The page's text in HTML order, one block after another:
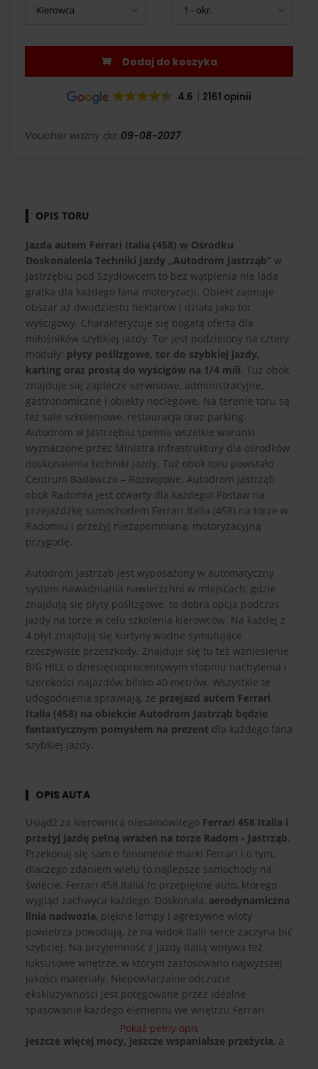
Kierowca 1 - okr.
Dodaj do koszyka
4.6 2161 opinii
Voucher ważny do: 09-08-2027
OPIS TORU
Jazda autem Ferrari Italia (458) w Ośrodku
Doskonalenia Techniki Jazdy „Autodrom Jastrząb” w
Jastrzębiu pod Szydłowcem to bez wątpienia nie lada
gratka dla każdego fana motoryzacji. Obiekt zajmuje
obszar aż dwudziestu hektarów i działa jako tor
wyścigowy. Charakteryzuje się bogatą ofertą dla
miłośników szybkiej jazdy. Tor jest podzielony na cztery
moduły: płyty poślizgowe, tor do szybkiej jazdy,
karting oraz prostą do wyścigów na 1/4 mili. Tuż obok
znajduje się zaplecze serwisowe, administracyjne,
gastronomiczne i obiekty noclegowe. Na terenie toru są
też sale szkoleniowe, restauracja oraz parking.
Autodrom w Jastrzębiu spełnia wszelkie warunki
wyznaczone przez Ministra Infrastruktury dla ośrodków
doskonalenia techniki jazdy. Tuż obok toru powstało
Centrum Badawczo – Rozwojowe. Autodrom Jastrząb
obok Radomia jest otwarty dla każdego! Postaw na
przejażdżkę samochodem Ferrari Italia (458) na torze w
Radomiu i przeżyj niezapomnianą, motoryzacyjną
przygodę.
Autodrom Jastrząb jest wyposażony w automatyczny
system nawadniania nawierzchni w miejscach, gdzie
znajdują się płyty poślizgowe, to dobra opcja podczas
jazdy na torze w celu szkolenia kierowców. Na każdej z
4 płyt znajdują się kurtyny wodne symulujące
rzeczywiste przeszkody. Znajduje się tu też wzniesienie
BIG HILL o dziesięcioprocentowym stopniu nachylenia i
szerokości najazdów blisko 40 metrów. Wszystkie te
udogodnienia sprawiają, że przejazd autem Ferrari
Italia (458) na obiekcie Autodrom Jastrząb będzie
fantastycznym pomysłem na prezent dla każdego fana
szybkiej jazdy.
OPIS AUTA
Usiądź za kierownicą niesamowitego Ferrari 458 Italia i
przeżyj jazdę pełną wrażeń na torze Radom - Jastrząb.
Przekonaj się sam o fenomenie marki Ferrari i o tym,
dlaczego zdaniem wielu to najlepsze samochody na
świecie. Ferrari 458 Italia to przepiękne auto, którego
wygląd zachwyca każdego. Doskonała, aerodynamiczna
linia nadwozia, piękne lampy i agresywne wloty
powietrza powodują, że na widok Italii serce zaczyna bić
szybciej. Na przyjemność z jazdy Italią wpływa też
luksusowe wnętrze, w którym zastosowano najwyższej
jakości materiały. Niepowtarzalne odczucie
ekskluzywności jest potęgowane przez idealne
spasowanie każdego elementu we wnętrzu Ferrari.
Jeszcze więcej mocy, jeszcze wspanialsze przeżycia, a
Pokaż pełny opis